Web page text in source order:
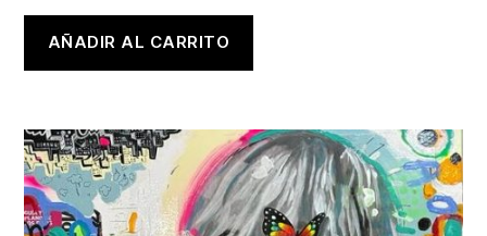
AÑADIR AL CARRITO